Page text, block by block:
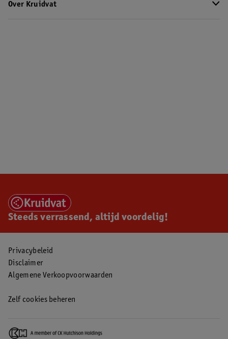
Over Kruidvat
Steeds verrassend, altijd voordelig!
Privacybeleid
Disclaimer
Algemene Verkoopvoorwaarden
Zelf cookies beheren